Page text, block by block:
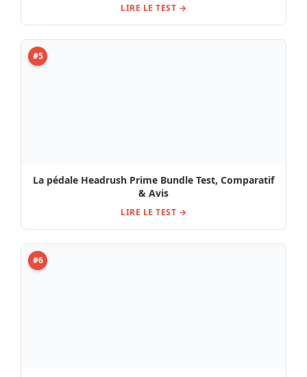
LIRE LE TEST →
#5
La pédale Headrush Prime Bundle Test, Comparatif
& Avis
LIRE LE TEST →
#6